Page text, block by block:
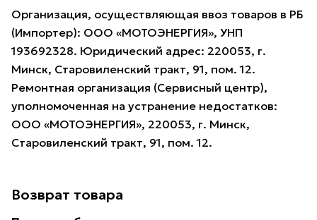
Организация, осуществляющая ввоз товаров в РБ
(Импортер): ООО «МОТОЭНЕРГИЯ», УНП
193692328. Юридический адрес: 220053, г.
Минск, Старовиленский тракт, 91, пом. 12.
Ремонтная организация (Сервисный центр),
уполномоченная на устранение недостатков:
ООО «МОТОЭНЕРГИЯ», 220053, г. Минск,
Старовиленский тракт, 91, пом. 12.
Возврат товара